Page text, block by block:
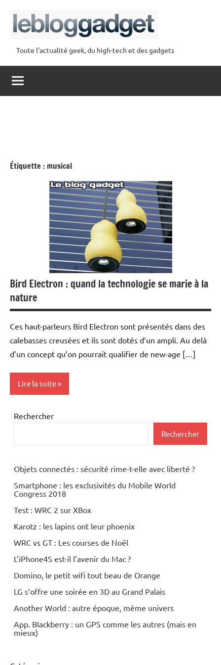
contenu
lebloggadget
Toute l'actualité geek, du high-tech et des gadgets
Étiquette : musical
Bird Electron : quand la technologie se marie à la
nature
Ces haut-parleurs Bird Electron sont présentés dans des
calebasses creusées et ils sont dotés d’un ampli. Au delà
d’un concept qu’on pourrait qualifier de new-age […]
Lire la suite
Inclassables
Periphériques
Rechercher
Rechercher
Objets connectés : sécurité rime-t-elle avec liberté ?
Smartphone : les exclusivités du Mobile World
Congress 2018
Test : WRC 2 sur XBox
Karotz : les lapins ont leur phoenix
WRC vs GT : Les courses de Noël
L’iPhone4S est-il l’avenir du Mac ?
Domino, le petit wifi tout beau de Orange
LG s’offre une soirée en 3D au Grand Palais
Another World : autre époque, même univers
App. Blackberry : un GPS comme les autres (mais en
mieux)